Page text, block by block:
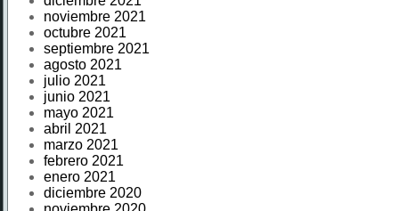
noviembre 2021
octubre 2021
septiembre 2021
agosto 2021
julio 2021
junio 2021
mayo 2021
abril 2021
marzo 2021
febrero 2021
enero 2021
diciembre 2020